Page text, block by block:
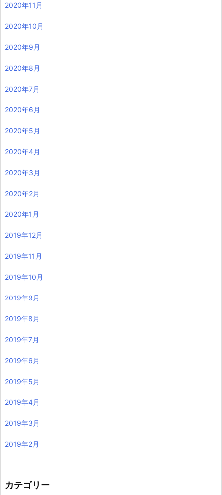
2020年11月
2020年10月
2020年9月
2020年8月
2020年7月
2020年6月
2020年5月
2020年4月
2020年3月
2020年2月
2020年1月
2019年12月
2019年11月
2019年10月
2019年9月
2019年8月
2019年7月
2019年6月
2019年5月
2019年4月
2019年3月
2019年2月
カテゴリー